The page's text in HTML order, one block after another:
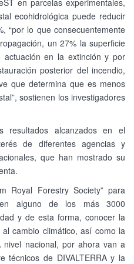
en parcelas experimentales,
ecohidrológica puede reducir
“por lo que consecuentemente
un 27% la superficie
en la extinción y por
posterior del incendio,
que determina que es menos
sostienen los investigadores
resultados alcanzados en el
de diferentes agencias y
que han mostrado su
Royal Forestry Society” para
alguno de los más 3000
y de esta forma, conocer la
cambio climático, así como la
nivel nacional, por ahora van a
técnicos de DIVALTERRA y la